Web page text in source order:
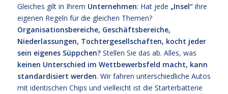
Gleiches gilt in Ihrem Unternehmen: Hat jede „Insel“ihre
eigenen Regeln für die gleichen Themen?
Organisationsbereiche, Geschäftsbereiche,
Niederlassungen, Tochtergesellschaften, kocht jeder
sein eigenes Süppchen?Stellen Sie das ab. Alles, was
keinen Unterschied im Wettbewerbsfeld macht, kann
standardisiert werden. Wir fahren unterschiedliche Autos
mit identischen Chips und vielleicht ist die Starterbatterie